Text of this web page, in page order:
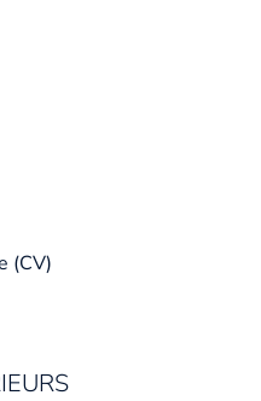
(CV)